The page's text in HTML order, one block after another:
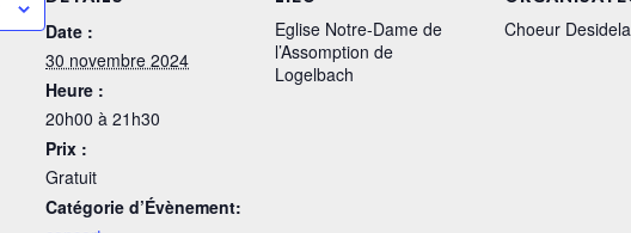
Date :
30 novembre 2024
Heure :
20h00 à 21h30
Prix :
Gratuit
Catégorie d’Évènement:
Eglise Notre-Dame de
l’Assomption de
Logelbach
Choeur Desidela